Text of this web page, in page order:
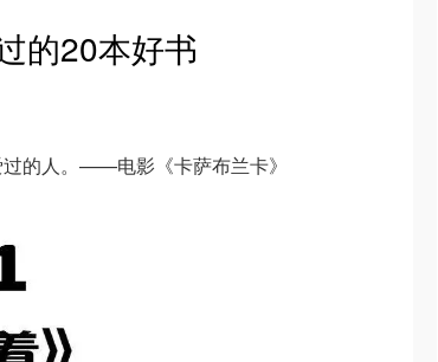
的20本好书
的人。——电影《卡萨布兰卡》